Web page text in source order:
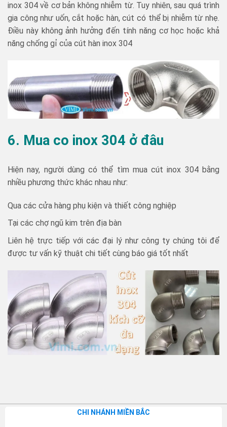
inox 304 về cơ bản không nhiễm từ. Tuy nhiên, sau quá trình
gia công như uốn, cắt hoặc hàn, cút có thể bị nhiễm từ nhẹ.
Điều này không ảnh hưởng đến tính năng cơ học hoặc khả
năng chống gỉ của cút hàn inox 304
6. Mua co inox 304 ở đâu
Hiện nay, người dùng có thể tìm mua cút inox 304 bằng
nhiều phương thức khác nhau như:
Qua các cửa hàng phụ kiện và thiết công nghiệp
Tại các chợ ngũ kim trên địa bàn
Liên hệ trực tiếp với các đại lý như công ty chúng tôi để
được tư vấn kỹ thuật chi tiết cùng báo giá tốt nhất
CHI NHÁNH MIỀN BẮC